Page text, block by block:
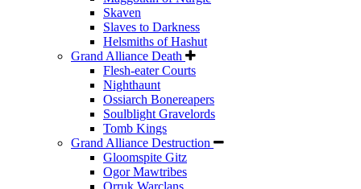
Skaven
Slaves to Darkness
Helsmiths of Hashut
Grand Alliance Death
Flesh-eater Courts
Nighthaunt
Ossiarch Bonereapers
Soulblight Gravelords
Tomb Kings
Grand Alliance Destruction
Gloomspite Gitz
Ogor Mawtribes
Orruk Warclans